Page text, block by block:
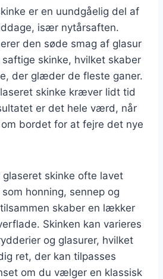
er en uundgåelig del af
især nytårsaften.
den søde smag af glasur
skinke, hvilket skaber
der glæder de fleste ganer.
skinke kræver lidt tid
er det hele værd, når
bordet for at fejre det nye
skinke ofte lavet
honning, sennep og
skaber en lækker
Skinken kan varieres
og glasurer, hvilket
ret, der kan tilpasses
om du vælger en klassisk